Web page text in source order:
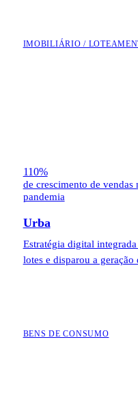
IMOBILIÁRIO /
110%
de crescimento de vendas
pandemia
Urba
Estratégia digital
lotes e disparou a
BENS DE CONSUMO